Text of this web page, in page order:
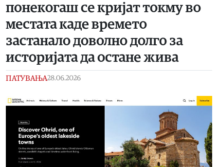
понекогаш се кријат токму во
местата каде времето
застанало доволно долго за
историјата да остане жива
ПАТУВАЊА28.06.2026